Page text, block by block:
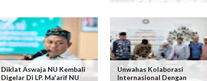
Diklat Aswaja NU Kembali
Digelar Di LP. Ma'arif NU
Unwahas Kolaborasi
Internasional Dengan